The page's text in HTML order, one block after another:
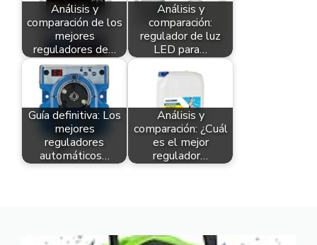
Análisis y
comparación de los
mejores
reguladores de…
Análisis y
comparación:
regulador de luz
LED para…
Guía definitiva: Los
mejores
reguladores
automáticos…
Análisis y
comparación: ¿Cuál
es el mejor
regulador…